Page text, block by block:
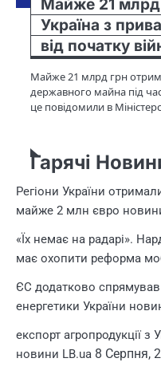
Майже 21
Україна з
від початку
Майже 21 млрд грн
державного майна під
це повідомили в
Гарячі
Регіони України
майже 2 млн євро
«Їх немає на радарі».
має охопити реформа
ЄС додатково
енергетики України
експорт агропродукції
новини LB.ua 8 Серпня,